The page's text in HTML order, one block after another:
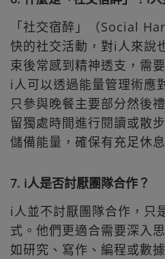
「社交宿醉」（Social
快的社交活動，對i人來說
束後常感到精神透支，需
i人可以透過能量管理術應
只參與晚餐主要部分然後
留獨處時間進行閱讀或散
儲備能量，確保有充足休息
7. i人是否討厭團隊合作？
i人並不討厭團隊合作，只
式。他們更適合需要深入
如研究、寫作、編程或數